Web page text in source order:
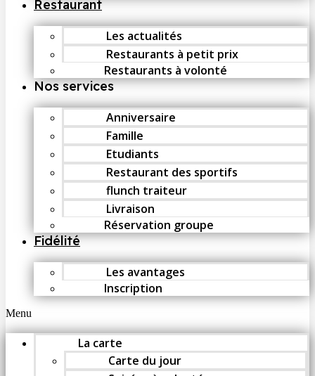
Restaurant
Les actualités
Restaurants à petit prix
Restaurants à volonté
Nos services
Anniversaire
Famille
Etudiants
Restaurant des sportifs
flunch traiteur
Livraison
Réservation groupe
Fidélité
Les avantages
Inscription
Menu
La carte
Carte du jour